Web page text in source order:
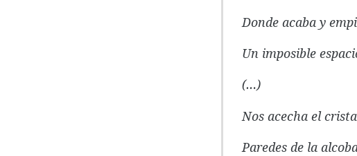
Donde acaba y
Un imposible
(…)
Nos acecha el
Paredes de la